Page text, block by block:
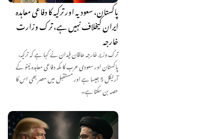
پاکستان، سعودیہ اور ترکیہ کا دفاعی معاہدہ
ایران کیخلاف نہیں ہے، ترک وزارت
خارجہ
ترک وزیر خارجہ حاقان فیدان نے کہا ہے کہ ترکیہ،
پاکستان اور سعودی عرب کا مکہ دفاعی معاہدہ نیٹو کے
آرٹیکل 5 جیسا ہے اور مستقبل میں مصر بھی اس کا
حصہ بن سکتا ہے۔